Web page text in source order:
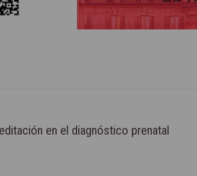
en el diagnóstico prenatal